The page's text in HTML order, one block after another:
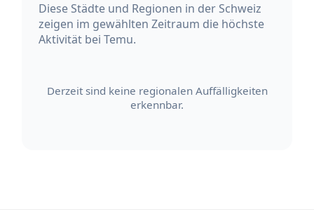
Diese Städte und Regionen in der Schweiz
zeigen im gewählten Zeitraum die höchste
Aktivität bei Temu.
Derzeit sind keine regionalen Auffälligkeiten
erkennbar.